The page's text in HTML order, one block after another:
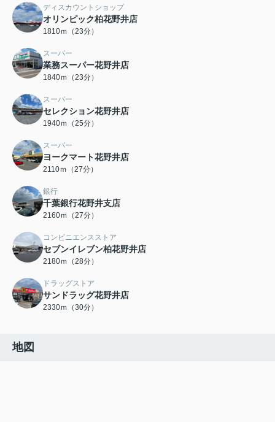
ディスカウントショップ
オリンピック柏花野井店
1810ｍ（23分）
スーパー
業務スーパー花野井店
1840ｍ（23分）
スーパー
セレクション花野井店
1940ｍ（25分）
スーパー
ヨークマート花野井店
2110ｍ（27分）
銀行
千葉銀行花野井支店
2160ｍ（27分）
コンビニエンスストア
セブンイレブン柏花野井店
2180ｍ（28分）
ドラッグストア
サンドラッグ花野井店
2330ｍ（30分）
地図